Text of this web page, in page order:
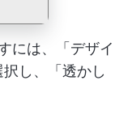
には、「デザイ
し、「透かし